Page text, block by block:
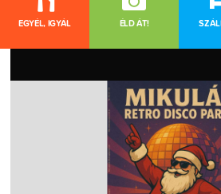
EGYÉL, IGYÁL ÉLD ÁT!